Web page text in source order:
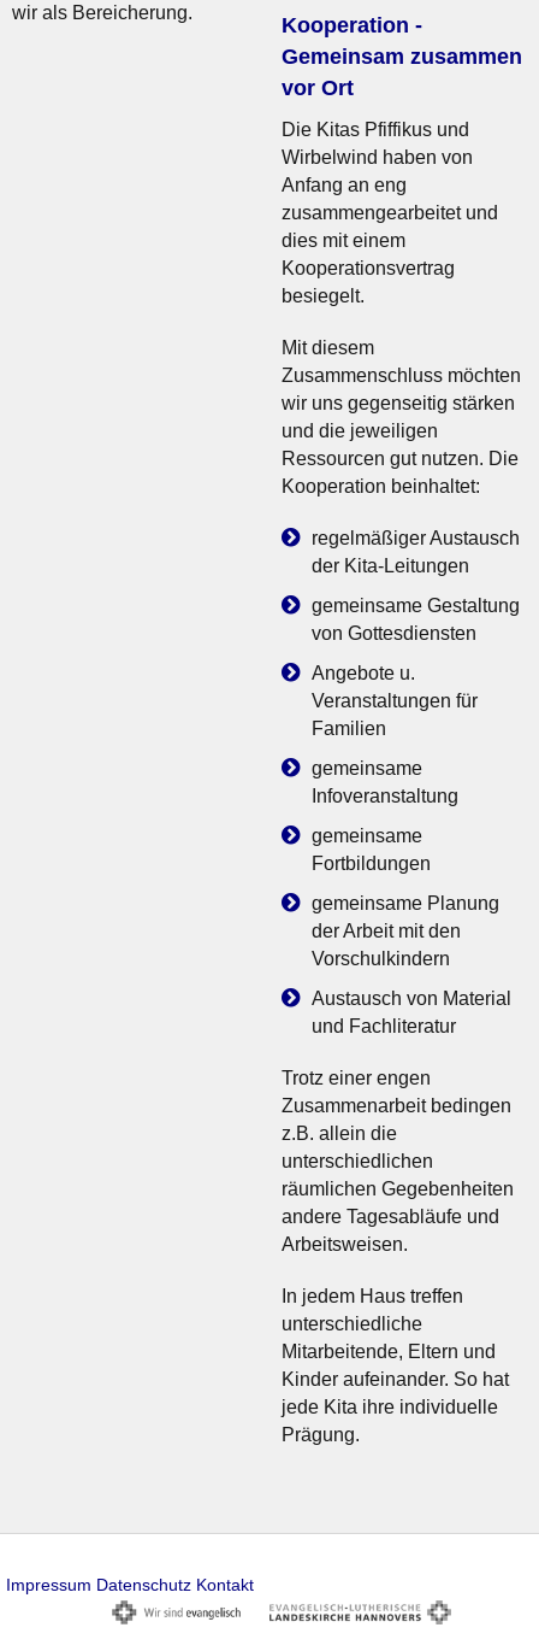
wir als Bereicherung.
Kooperation -
Gemeinsam zusammen
vor Ort
Die Kitas Pfiffikus und
Wirbelwind haben von
Anfang an eng
zusammengearbeitet und
dies mit einem
Kooperationsvertrag
besiegelt.
Mit diesem
Zusammenschluss möchten
wir uns gegenseitig stärken
und die jeweiligen
Ressourcen gut nutzen. Die
Kooperation beinhaltet:
regelmäßiger Austausch
der Kita-Leitungen
gemeinsame Gestaltung
von Gottesdiensten
Angebote u.
Veranstaltungen für
Familien
gemeinsame
Infoveranstaltung
gemeinsame
Fortbildungen
gemeinsame Planung
der Arbeit mit den
Vorschulkindern
Austausch von Material
und Fachliteratur
Trotz einer engen
Zusammenarbeit bedingen
z.B. allein die
unterschiedlichen
räumlichen Gegebenheiten
andere Tagesabläufe und
Arbeitsweisen.
In jedem Haus treffen
unterschiedliche
Mitarbeitende, Eltern und
Kinder aufeinander. So hat
jede Kita ihre individuelle
Prägung.
Impressum Datenschutz Kontakt